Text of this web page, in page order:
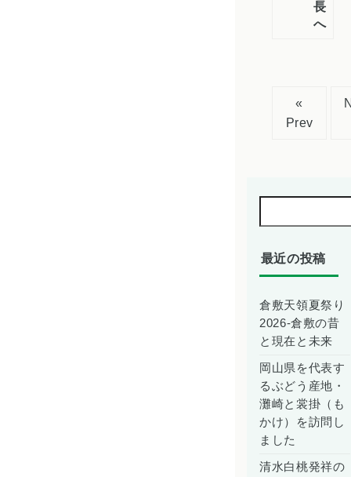
長
へ
«
Prev
最近の投稿
倉敷天領夏祭り
2026-倉敷の昔
と現在と未来
岡山県を代表す
るぶどう産地・
灘崎と裳掛（も
かけ）を訪問し
ました
清水白桃発祥の